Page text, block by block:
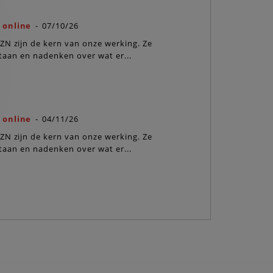
online - 07/10/26
zijn de kern van onze werking. Ze
en nadenken over wat er...
online - 04/11/26
zijn de kern van onze werking. Ze
en nadenken over wat er...